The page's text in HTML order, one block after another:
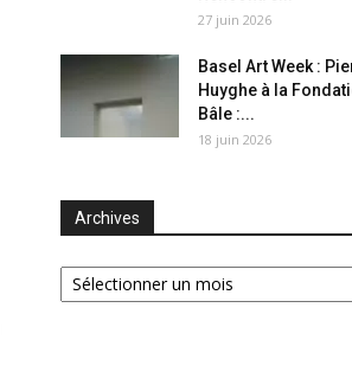
27 juin 2026
Basel Art Week :
Huyghe à la
Bâle :...
18 juin 2026
Archives
Archives